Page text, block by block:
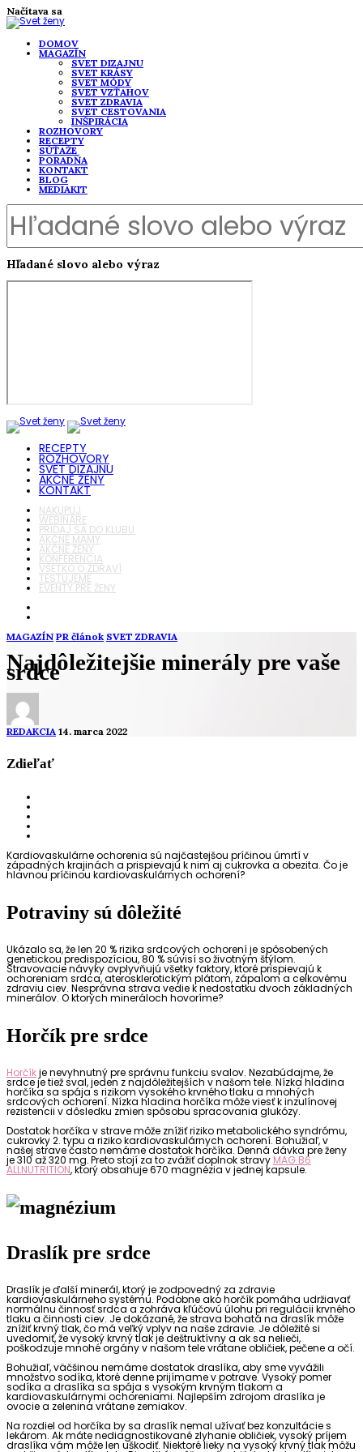
Načítava sa
DOMOV
MAGAZÍN
SVET DIZAJNU
SVET KRÁSY
SVET MÓDY
SVET VZŤAHOV
SVET ZDRAVIA
SVET CESTOVANIA
INŠPIRÁCIA
ROZHOVORY
RECEPTY
SÚŤAŽE
PORADŇA
KONTAKT
BLOG
MEDIAKIT
Hľadané slovo alebo výraz
RECEPTY
ROZHOVORY
SVET DIZAJNU
AKČNÉ ŽENY
KONTAKT
NAKUPUJ
WEBINÁRE
PRIDAJ SA DO KLUBU
AKČNÉ MAMY
AKČNÉ ŽENY
KONFERENCIA
VŠETKO O ZDRAVÍ
TESTUJEME
EVENTY PRE ŽENY
MAGAZÍN PR článok SVET ZDRAVIA
Najdôležitejšie minerály pre vaše
srdce
REDAKCIA 14. marca 2022
Zdieľať
Kardiovaskulárne ochorenia sú najčastejšou príčinou úmrtí v
západných krajinách a prispievajú k nim aj cukrovka a obezita. Čo je
hlavnou príčinou kardiovaskulárnych ochorení?
Potraviny sú dôležité
Ukázalo sa, že len 20 % rizika srdcových ochorení je spôsobených
genetickou predispozíciou, 80 % súvisí so životným štýlom.
Stravovacie návyky ovplyvňujú všetky faktory, ktoré prispievajú k
ochoreniam srdca, aterosklerotickým plátom, zápalom a celkovému
zdraviu ciev. Nesprávna strava vedie k nedostatku dvoch základných
minerálov. O ktorých mineráloch hovoríme?
Horčík pre srdce
Horčíkje nevyhnutný pre správnu funkciu svalov. Nezabúdajme, že
srdce je tiež sval, jeden z najdôležitejších v našom tele. Nízka hladina
horčíka sa spája s rizikom vysokého krvného tlaku a mnohých
srdcových ochorení. Nízka hladina horčíka môže viesť k inzulínovej
rezistencii v dôsledku zmien spôsobu spracovania glukózy.
Dostatok horčíka v strave môže znížiť riziko metabolického syndrómu,
cukrovky 2. typu a riziko kardiovaskulárnych ochorení. Bohužiaľ, v
našej strave často nemáme dostatok horčíka. Denná dávka pre ženy
je 310 až 320 mg. Preto stojí za to zvážiť doplnok stravy MAG B6
ALLNUTRITION, ktorý obsahuje 670 magnézia v jednej kapsule.
Draslík pre srdce
Draslík je ďalší minerál, ktorý je zodpovedný za zdravie
kardiovaskulárneho systému. Podobne ako horčík pomáha udržiavať
normálnu činnosť srdca a zohráva kľúčovú úlohu pri regulácii krvného
tlaku a činnosti ciev. Je dokázané, že strava bohatá na draslík môže
znížiť krvný tlak, čo má veľký vplyv na naše zdravie. Je dôležité si
uvedomiť, že vysoký krvný tlak je deštruktívny a ak sa nelieči,
poškodzuje mnohé orgány v našom tele vrátane obličiek, pečene a očí.
Bohužiaľ, väčšinou nemáme dostatok draslíka, aby sme vyvážili
množstvo sodíka, ktoré denne prijímame v potrave. Vysoký pomer
sodíka a draslíka sa spája s vysokým krvným tlakom a
kardiovaskulárnymi ochoreniami. Najlepším zdrojom draslíka je
ovocie a zelenina vrátane zemiakov.
Na rozdiel od horčíka by sa draslík nemal užívať bez konzultácie s
lekárom. Ak máte nediagnostikované zlyhanie obličiek, vysoký príjem
draslíka vám môže len uškodiť. Niektoré lieky na vysoký krvný tlak môžu